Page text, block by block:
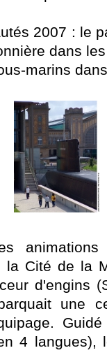
2007 : le
dans
marins
la Cité de la
d'engins
une
4